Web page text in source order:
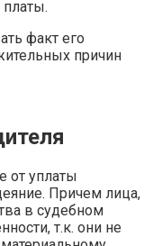
факт его
причин
от уплаты
Причем лица,
в судебном
т.к. они не